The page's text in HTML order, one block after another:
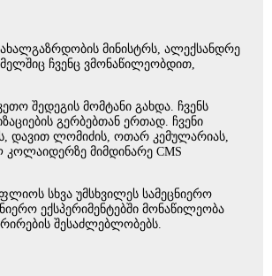
ახალგაზრდობის მინისტრს, ალექსანდრე
ჩვენც ვმონაწილეობდით,
შედეგის მომტანი გახდა. ჩვენს
გერბებთან ერთად. ჩვენი
დავით ლომიძის, ოთარ კემულარიას,
მიმდინარე CMS
სხვა უმსხვილეს სამეცნიერო
ექსპერიმენტებში მონაწილეობა
შესაძლებლობებს.